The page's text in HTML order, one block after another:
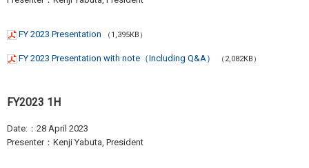
FY 2023 Presentation （1,395KB）
FY 2023 Presentation with note（Including Q&A） （2,082KB）
FY2023 1H
Date:：28 April 2023
Presenter：Kenji Yabuta, President